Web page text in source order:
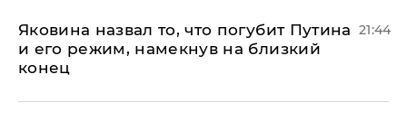
Яковина назвал то, что погубит Путина
и его режим, намекнув на близкий
конец
21:44